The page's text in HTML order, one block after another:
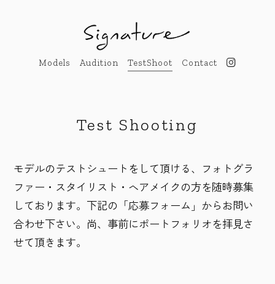
Models Audition TestShoot Contact
Test Shooting
モデルのテストシュートをして頂ける、フォトグラ
ファー・スタイリスト・ヘアメイクの方を随時募集
しております。下記の「応募フォーム」からお問い
合わせ下さい。尚、事前にポートフォリオを拝見さ
せて頂きます。